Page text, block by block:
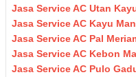
Jasa Service AC Utan
Jasa Service AC Kayu
Jasa Service AC Pal
Jasa Service AC Kebon
Jasa Service AC Pulo